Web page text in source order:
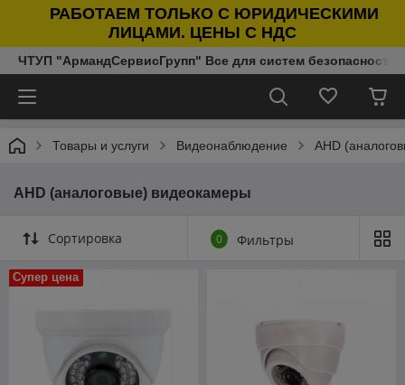
РАБОТАЕМ ТОЛЬКО С ЮРИДИЧЕСКИМИ
ЛИЦАМИ. ЦЕНЫ С НДС
ЧТУП "АрмандСервисГрупп" Все для систем безопасности
Товары и услуги Видеонаблюдение AHD
AHD (аналоговые) видеокамеры
Сортировка 0 Фильтры
Супер цена